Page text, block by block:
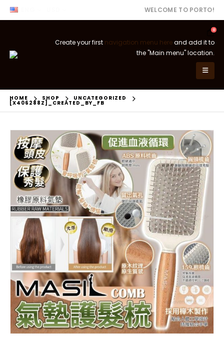
WELCOME TO PORTO!
0
Create your first navigation menu hereand add it to
the "Main menu" location.
HOME SHOP UNCATEGORIZED
[X406288Z]_CREATED_BY_FB